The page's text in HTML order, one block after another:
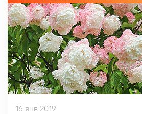
16 янв 2019